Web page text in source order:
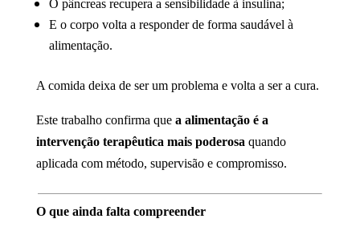
O pâncreas recupera a sensibilidade à insulina;
E o corpo volta a responder de forma saudável à
alimentação.
A comida deixa de ser um problema e volta a ser a cura.
Este trabalho confirma que a alimentação é a
intervenção terapêutica mais poderosa quando
aplicada com método, supervisão e compromisso.
O que ainda falta compreender